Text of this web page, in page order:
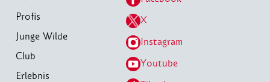
Profis
Junge Wilde
Club
Erlebnis
X
Instagram
Youtube